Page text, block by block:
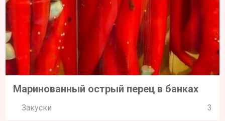
Маринованный острый перец в банках
Закуски 3